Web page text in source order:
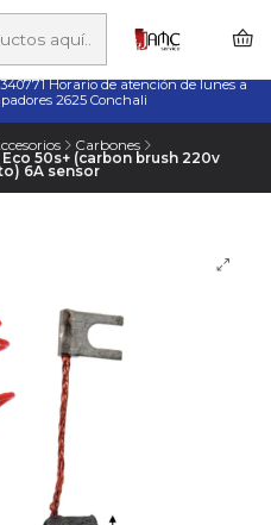
| Venta, Arriendo y Servicio
Horario de atención de lunes a
2625 Conchali
Carbones
50s+ (carbon brush 220v
6A sensor